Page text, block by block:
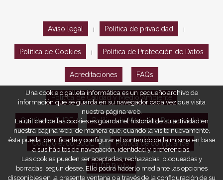
Aviso legal Política de privacidad
Política de Cookies Política de Protección de Datos
Acreditaciones FAQs
Política de Calidad y Medio Ambiente
Opiniones EUDE Política de Marketing Responsable
Código ético EUDE Política de compliance
EUDE Digital
Una cookie o galleta informática es un pequeño archivo de
información que se guarda en su navegador cada vez que visita
nuestra página web.
La utilidad de las cookies es guardar el historial de su actividad en
nuestra página web, de manera que, cuando la visite nuevamente,
ésta pueda identificarle y configurar el contenido de la misma en base
a sus hábitos de navegación, identidad y preferencias.
Las cookies pueden ser aceptadas, rechazadas, bloqueadas y
borradas, según desee. Ello podrá hacerlo mediante las opciones
disponibles en la presente ventana o a través de la configuración de su